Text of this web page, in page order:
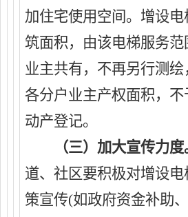
加住宅使用空间。 增设电
筑面积，由该电梯服务范
业主共有，不再另行测绘
各分户业主产权面积，不
动产登记。
（三）加大宣传力度
道、 社区要积极对增设电
策宣传(如政府资金补助